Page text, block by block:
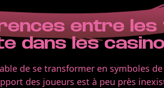
entre les
dans les
de se transformer en symboles
des joueurs est à peu près